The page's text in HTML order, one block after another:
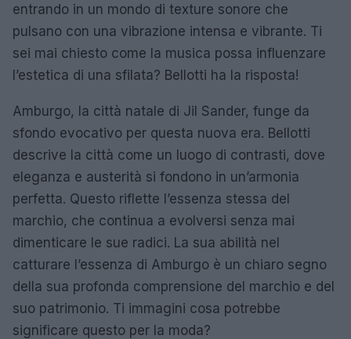
entrando in un mondo di texture sonore che
pulsano con una vibrazione intensa e vibrante. Ti
sei mai chiesto come la musica possa influenzare
l’estetica di una sfilata? Bellotti ha la risposta!
Amburgo, la città natale di Jil Sander, funge da
sfondo evocativo per questa nuova era. Bellotti
descrive la città come un luogo di contrasti, dove
eleganza e austerità si fondono in un’armonia
perfetta. Questo riflette l’essenza stessa del
marchio, che continua a evolversi senza mai
dimenticare le sue radici. La sua abilità nel
catturare l’essenza di Amburgo è un chiaro segno
della sua profonda comprensione del marchio e del
suo patrimonio. Ti immagini cosa potrebbe
significare questo per la moda?